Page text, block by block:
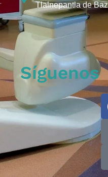
Tlalnepantla de
Síguenos